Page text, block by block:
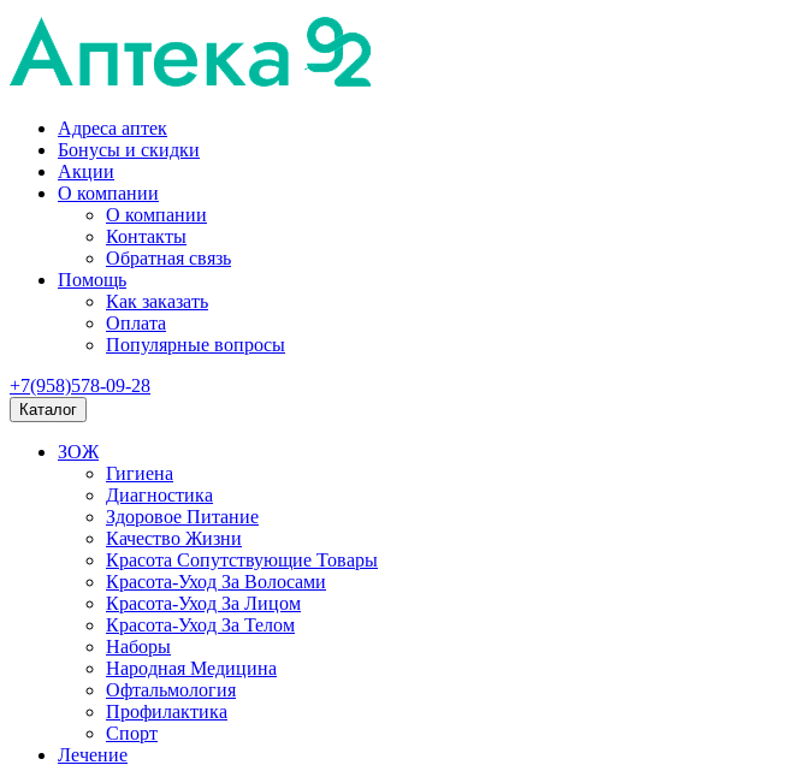
Адреса аптек
Бонусы и скидки
Акции
О компании
О компании
Контакты
Обратная связь
Помощь
Как заказать
Оплата
Популярные вопросы
+7(958)578-09-28
Каталог
ЗОЖ
Гигиена
Диагностика
Здоровое Питание
Качество Жизни
Красота Сопутствующие Товары
Красота-Уход За Волосами
Красота-Уход За Лицом
Красота-Уход За Телом
Наборы
Народная Медицина
Офтальмология
Профилактика
Спорт
Лечение